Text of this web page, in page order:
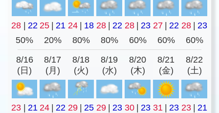
28 | 22 25 | 21 24 | 18 28 | 22 28 | 23 27 | 22 28 | 23
50%
20% 80% 80% 60% 60% 60%
8/16
(日)
8/17
(月)
8/18
(火)
8/19
(水)
8/20
(木)
8/21
(金)
8/22
(土)
23 | 21 24 | 22 29 | 25 29 | 23 30 | 23 31 | 23 23 | 21